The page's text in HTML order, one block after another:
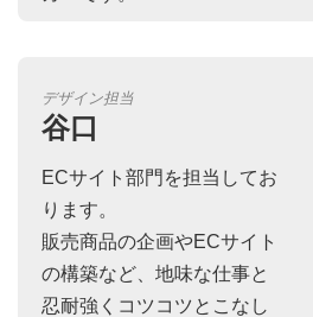
デザイン担当
谷口
ECサイト部門を担当してお
ります。
販売商品の企画やECサイト
の構築など、地味な仕事と
忍耐強くコツコツとこなし